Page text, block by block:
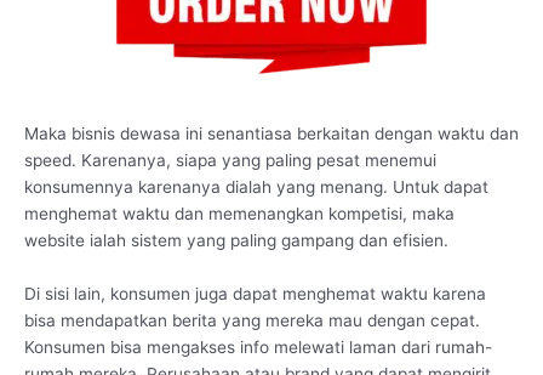
Maka bisnis dewasa ini senantiasa berkaitan dengan waktu dan
speed. Karenanya, siapa yang paling pesat menemui
konsumennya karenanya dialah yang menang. Untuk dapat
menghemat waktu dan memenangkan kompetisi, maka
website ialah sistem yang paling gampang dan efisien.
Di sisi lain, konsumen juga dapat menghemat waktu karena
bisa mendapatkan berita yang mereka mau dengan cepat.
Konsumen bisa mengakses info melewati laman dari rumah-